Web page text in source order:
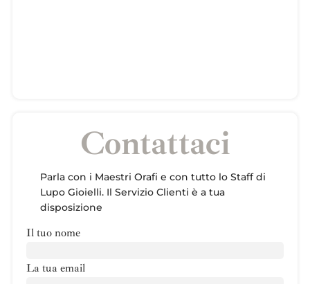
Contattaci
Parla con i Maestri Orafi e con tutto lo Staff di
Lupo Gioielli. Il Servizio Clienti è a tua
disposizione
Il tuo nome
La tua email